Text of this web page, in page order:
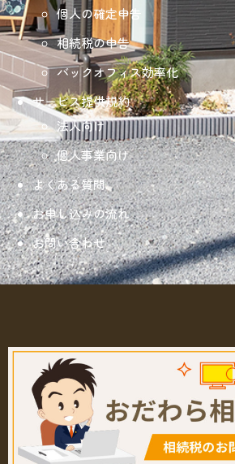
個人の確定申告
相続税の申告
バックオフィス効率化
サービス提供規約
法人向け
個人事業向け
よくある質問
お申し込みの流れ
お問い合わせ